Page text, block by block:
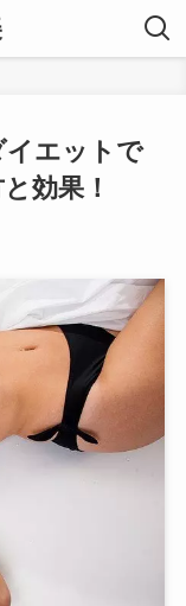
エットで
効果！